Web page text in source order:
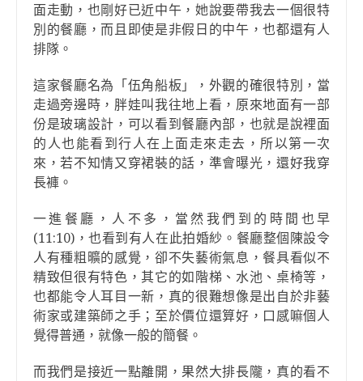
面走動，也剛好已近中午，她說要帶我去一個很特
別的餐廳，而且即使是非假日的中午，也都還有人
排隊。
這家餐廳名為「伍角船板」，外觀的確很特別，當
走過旁邊時，胖娃叫我往地上看，原來地面有一部
份是玻璃設計，可以看到餐廳內部，也就是說裡面
的人也能看到行人在上面走來走去，所以第一次
來，若不知情又穿裙裝的話，準會曝光，還好我穿
長褲。
一進餐廳，人不多，當然我們到的時間也早
(11:10)，也看到有人在此拍婚紗。餐廳整個陳設令
人有種粗曠的感覺，卻不失藝術氣息，餐具看似不
精致但很有特色，其它的如階梯、水池、桌椅等，
也都能令人耳目一新，真的很難想像是出自於非藝
術家或建築師之手；至於價位還算好，口感嘛個人
覺得普通，就像一般的簡餐。
而我們是接近一點離開，果然大排長隴，真的看不